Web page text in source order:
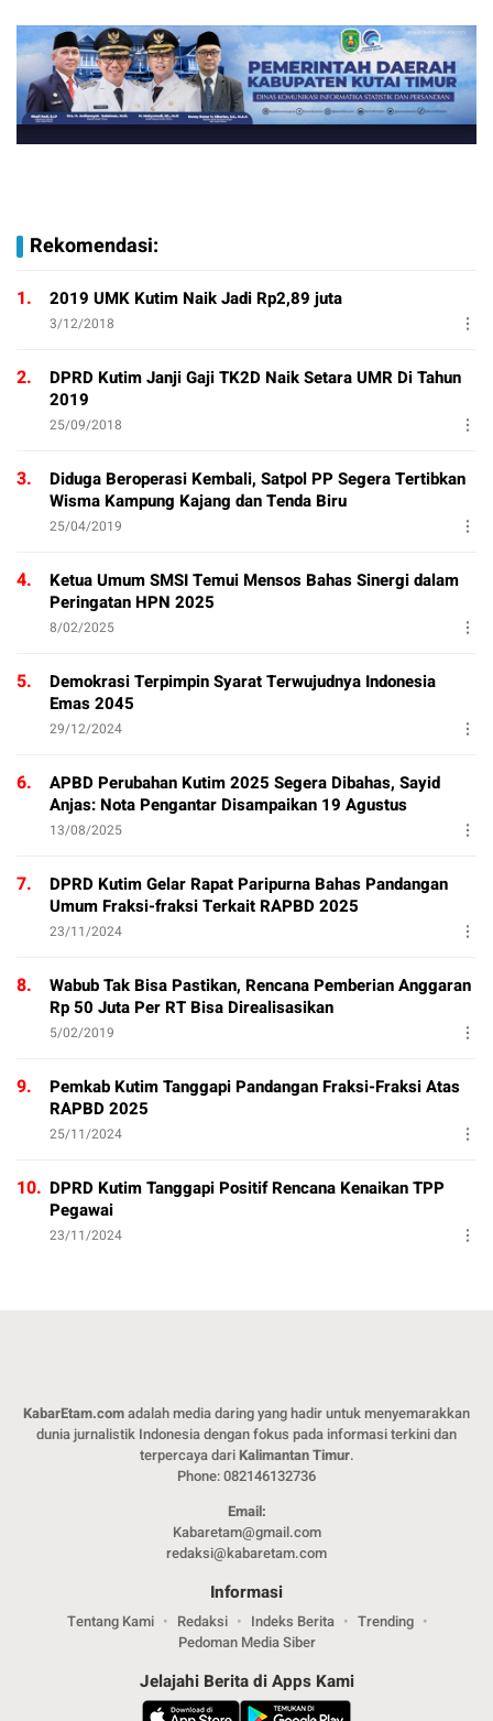
Rekomendasi:
1. 2019 UMK Kutim Naik Jadi Rp2,89 juta
3/12/2018
2.
DPRD Kutim Janji Gaji TK2D Naik Setara UMR Di Tahun
2019
25/09/2018
3.
Diduga Beroperasi Kembali, Satpol PP Segera Tertibkan
Wisma Kampung Kajang dan Tenda Biru
25/04/2019
4.
Ketua Umum SMSI Temui Mensos Bahas Sinergi dalam
Peringatan HPN 2025
8/02/2025
5.
Demokrasi Terpimpin Syarat Terwujudnya Indonesia
Emas 2045
29/12/2024
6.
APBD Perubahan Kutim 2025 Segera Dibahas, Sayid
Anjas: Nota Pengantar Disampaikan 19 Agustus
13/08/2025
7.
DPRD Kutim Gelar Rapat Paripurna Bahas Pandangan
Umum Fraksi-fraksi Terkait RAPBD 2025
23/11/2024
8.
Wabub Tak Bisa Pastikan, Rencana Pemberian Anggaran
Rp 50 Juta Per RT Bisa Direalisasikan
5/02/2019
9.
Pemkab Kutim Tanggapi Pandangan Fraksi-Fraksi Atas
RAPBD 2025
25/11/2024
10. DPRD Kutim Tanggapi Positif Rencana Kenaikan TPP
Pegawai
23/11/2024
KabarEtam.comadalah media daring yang hadir untuk menyemarakkan
dunia jurnalistik Indonesia dengan fokus pada informasi terkini dan
terpercaya dariKalimantan Timur.
Phone: 082146132736
Email:
Kabaretam@gmail.com
redaksi@kabaretam.com
Informasi
Tentang Kami Redaksi Indeks Berita
Trending
Pedoman Media Siber
Jelajahi Berita di Apps Kami